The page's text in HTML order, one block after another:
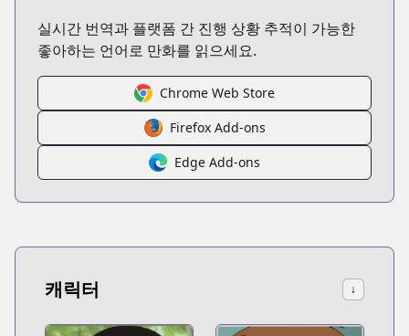
실시간 번역과 플랫폼 간 진행 상황 추적이 가능한
좋아하는 언어로 만화를 읽으세요.
Chrome Web Store
Firefox Add-ons
Edge Add-ons
캐릭터 ↓